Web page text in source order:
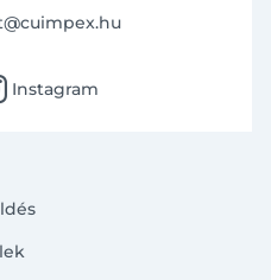
Instagram